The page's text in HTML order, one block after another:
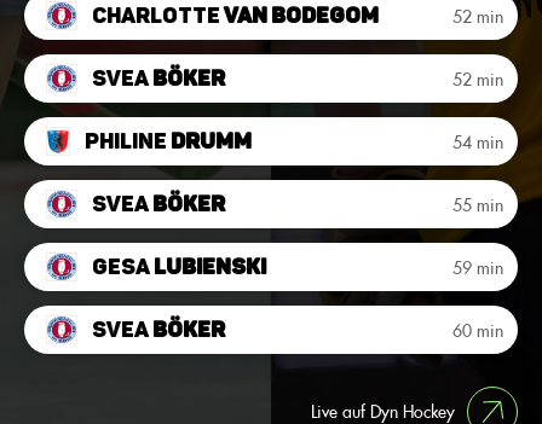
Charlottevan Bodegom 52 min
SveaBöker 52 min
Philine Drumm 54 min
SveaBöker 55 min
GesaLubienski 59 min
SveaBöker 60 min
Live auf Dyn Hockey